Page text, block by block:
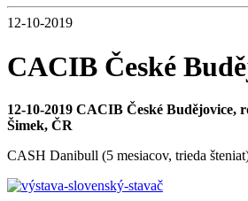
12-10-2019
CACIB České
12-10-2019 CACIB České Budějovice,
Šimek, ČR
CASH Danibull (5 mesiacov, trieda